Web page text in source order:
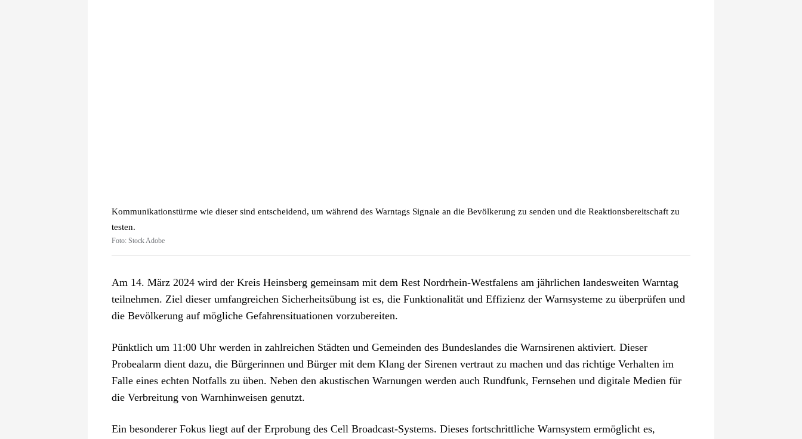
Kommunikationstürme wie dieser sind entscheidend, um während des Warntags Signale an die Bevölkerung zu senden und die Reaktionsbereitschaft zu
testen.
Foto: Stock Adobe
Am 14. März 2024 wird der Kreis Heinsberg gemeinsam mit dem Rest Nordrhein-Westfalens am jährlichen landesweiten Warntag
teilnehmen. Ziel dieser umfangreichen Sicherheitsübung ist es, die Funktionalität und Effizienz der Warnsysteme zu überprüfen und
die Bevölkerung auf mögliche Gefahrensituationen vorzubereiten.
Pünktlich um 11:00 Uhr werden in zahlreichen Städten und Gemeinden des Bundeslandes die Warnsirenen aktiviert. Dieser
Probealarm dient dazu, die Bürgerinnen und Bürger mit dem Klang der Sirenen vertraut zu machen und das richtige Verhalten im
Falle eines echten Notfalls zu üben. Neben den akustischen Warnungen werden auch Rundfunk, Fernsehen und digitale Medien für
die Verbreitung von Warnhinweisen genutzt.
Ein besonderer Fokus liegt auf der Erprobung des Cell Broadcast-Systems. Dieses fortschrittliche Warnsystem ermöglicht es,